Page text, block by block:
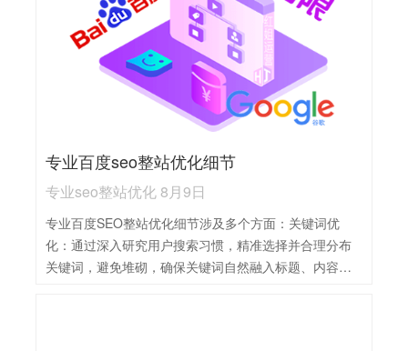
解。内部链接：通过内部链接加强页面间相关性，提高
关键词在网站内部的权重和流量分配。外部链接：积极
获取高质量外部链接，提升网站权威性和关键词排名。
专业百度seo整站优化细节
专业seo整站优化 8月9日
专业百度SEO整站优化细节涉及多个方面：关键词优
化：通过深入研究用户搜索习惯，精准选择并合理分布
关键词，避免堆砌，确保关键词自然融入标题、内容、